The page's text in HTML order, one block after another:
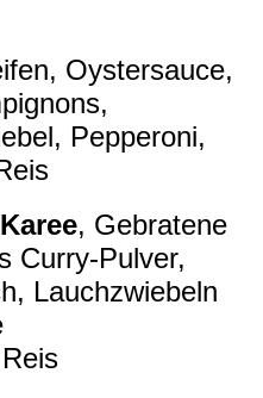
Oystersauce,
Pepperoni,
, Gebratene
Curry-Pulver,
Lauchzwiebeln